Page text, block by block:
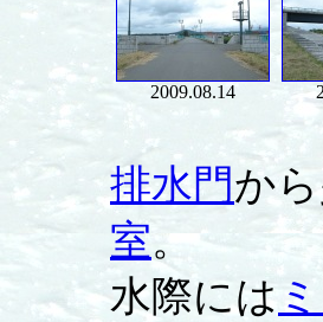
2009.08.14
排水門か
室。
水際には